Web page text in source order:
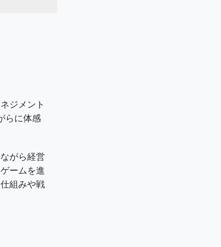
ジメント
らに体感
がら経営
ームを進
組みや戦